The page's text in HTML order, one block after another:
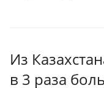
Из
в 3 раза